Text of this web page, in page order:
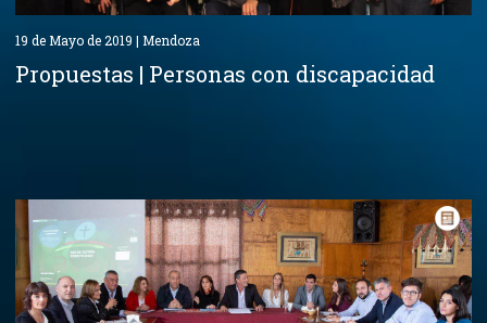
19 de Mayo de 2019 | Mendoza
Propuestas | Personas con discapacidad